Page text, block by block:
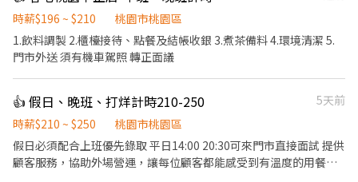
時薪$196 ~ $210
桃園市桃園區
1.飲料調製 2.櫃檯接待、點餐及結帳收銀 3.煮茶備料 4.環境清潔 5.
門市外送 須有機車駕照 轉正面議
👍 假日、晚班、打烊計時210-250
5天前
時薪$210 ~ $250
桃園市桃園區
假日必須配合上班優先錄取 平日14:00 20:30可來門市直接面試 提供
顧客服務，協助外場營運，讓每位顧客都能感受到有溫度的用餐體